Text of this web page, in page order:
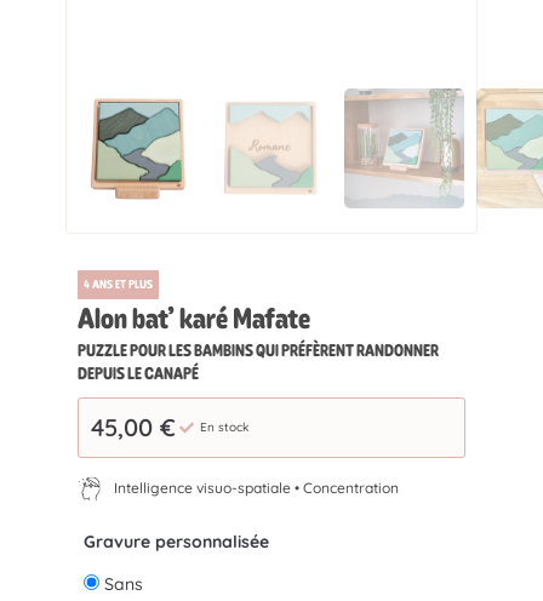
4 ANS ET PLUS
Alon bat’ karé Mafate
PUZZLE POUR LES BAMBINS QUI PRÉFÈRENT RANDONNER
DEPUIS LE CANAPÉ
45,00 € En stock
Intelligence visuo-spatiale • Concentration
Gravure personnalisée
Sans